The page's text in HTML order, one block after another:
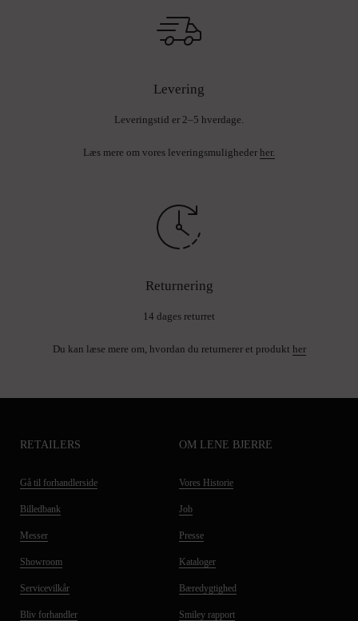
Levering
Leveringstid er 2–5 hverdage.
Læs mere om vores leveringsmuligheder her.
Returnering
14 dages returret
Du kan læse mere om, hvordan du returnerer et produkt her
RETAILERS
Gå til forhandlerside
Billedbank
Messer
Showroom
Servicevilkår
Bliv forhandler
OM LENE BJERRE
Vores Historie
Job
Presse
Kataloger
Bæredygtighed
Smiley rapport